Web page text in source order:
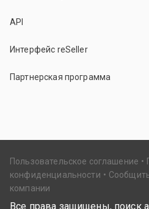
API
Интерфейс reSeller
Партнерская программа
Пользовательское соглашение
конфиденциальности
компании
Все права защищены, поиск